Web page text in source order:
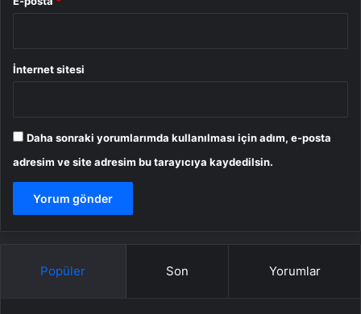
İnternet sitesi
Daha sonraki yorumlarımda kullanılması için adım, e-posta
adresim ve site adresim bu tarayıcıya kaydedilsin.
Popüler Son Yorumlar